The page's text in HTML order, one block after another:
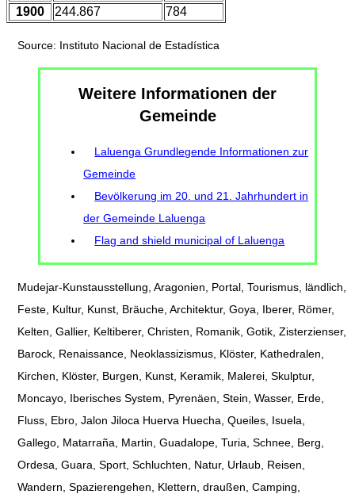
1900
244.867 784
Source: Instituto Nacional de Estadística
Weitere Informationen der
Gemeinde
Laluenga Grundlegende Informationen zur
Gemeinde
Bevölkerung im 20. und 21. Jahrhundert in
der Gemeinde Laluenga
Flag and shield municipal of Laluenga
Mudejar-Kunstausstellung, Aragonien, Portal, Tourismus, ländlich,
Feste, Kultur, Kunst, Bräuche, Architektur, Goya, Iberer, Römer,
Kelten, Gallier, Keltiberer, Christen, Romanik, Gotik, Zisterzienser,
Barock, Renaissance, Neoklassizismus, Klöster, Kathedralen,
Kirchen, Klöster, Burgen, Kunst, Keramik, Malerei, Skulptur,
Moncayo, Iberisches System, Pyrenäen, Stein, Wasser, Erde,
Fluss, Ebro, Jalon Jiloca Huerva Huecha, Queiles, Isuela,
Gallego, Matarraña, Martin, Guadalope, Turia, Schnee, Berg,
Ordesa, Guara, Sport, Schluchten, Natur, Urlaub, Reisen,
Wandern, Spazierengehen, Klettern, draußen, Camping,